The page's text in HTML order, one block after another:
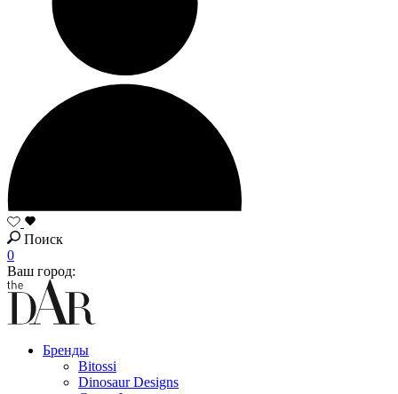
Поиск
0
Ваш город:
Бренды
Bitossi
Dinosaur Designs